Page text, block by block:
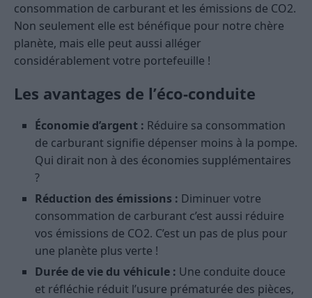
consommation de carburant et les émissions de CO2.
Non seulement elle est bénéfique pour notre chère
planète, mais elle peut aussi alléger
considérablement votre portefeuille !
Les avantages de l’éco-conduite
Économie d’argent : Réduire sa consommation
de carburant signifie dépenser moins à la pompe.
Qui dirait non à des économies supplémentaires
?
Réduction des émissions : Diminuer votre
consommation de carburant c’est aussi réduire
vos émissions de CO2. C’est un pas de plus pour
une planète plus verte !
Durée de vie du véhicule : Une conduite douce
et réfléchie réduit l’usure prématurée des pièces,